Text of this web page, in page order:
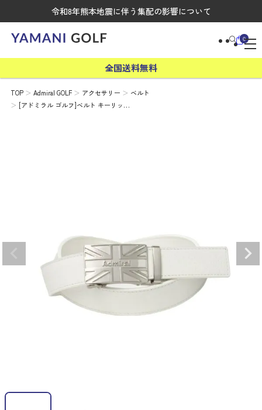
令和8年熊本地震に伴う集配の影響について
0
全国送料無料
TOP Admiral GOLF アクセサリー
ベルト
[アドミラル ゴルフ]ベルト キーリッ…